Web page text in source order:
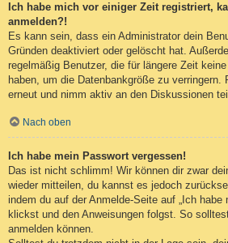
Ich habe mich vor einiger Zeit registriert,
anmelden?!
Es kann sein, dass ein Administrator dein
Gründen deaktiviert oder gelöscht hat.
regelmäßig Benutzer, die für längere Zeit
haben, um die Datenbankgröße zu verringern.
erneut und nimm aktiv an den Diskussionen
Nach oben
Ich habe mein Passwort vergessen!
Das ist nicht schlimm! Wir können dir zwar
wieder mitteilen, du kannst es jedoch
indem du auf der Anmelde-Seite auf „Ich habe
klickst und den Anweisungen folgst. So
anmelden können.